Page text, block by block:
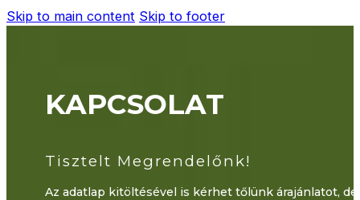
Skip to main content Skip to footer
KAPCSOLAT
Tisztelt Megrendelőnk!
Az adatlap kitöltésével is kérhet tőlünk árajánlatot, de